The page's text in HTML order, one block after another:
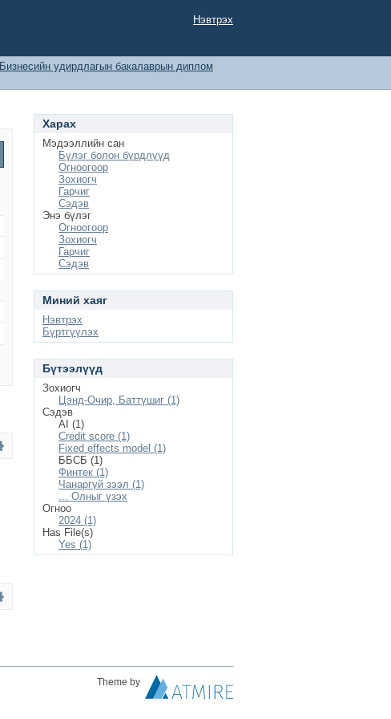
Нэвтрэх
Бизнесийн удирдлагын бакалаврын диплом
Харах
Мэдээллийн сан
Бүлэг болон бүрдлүүд
Огноогоор
Зохиогч
Гарчиг
Сэдэв
Энэ бүлэг
Огноогоор
Зохиогч
Гарчиг
Сэдэв
Миний хаяг
Нэвтрэх
Бүртгүүлэх
Бүтээлүүд
Зохиогч
Цэнд-Очир, Баттүшиг (1)
Сэдэв
AI (1)
Credit score (1)
Fixed effects model (1)
ББСБ (1)
Финтек (1)
Чанаргүй зээл (1)
... Олныг үзэх
Огноо
2024 (1)
Has File(s)
Yes (1)
Theme by